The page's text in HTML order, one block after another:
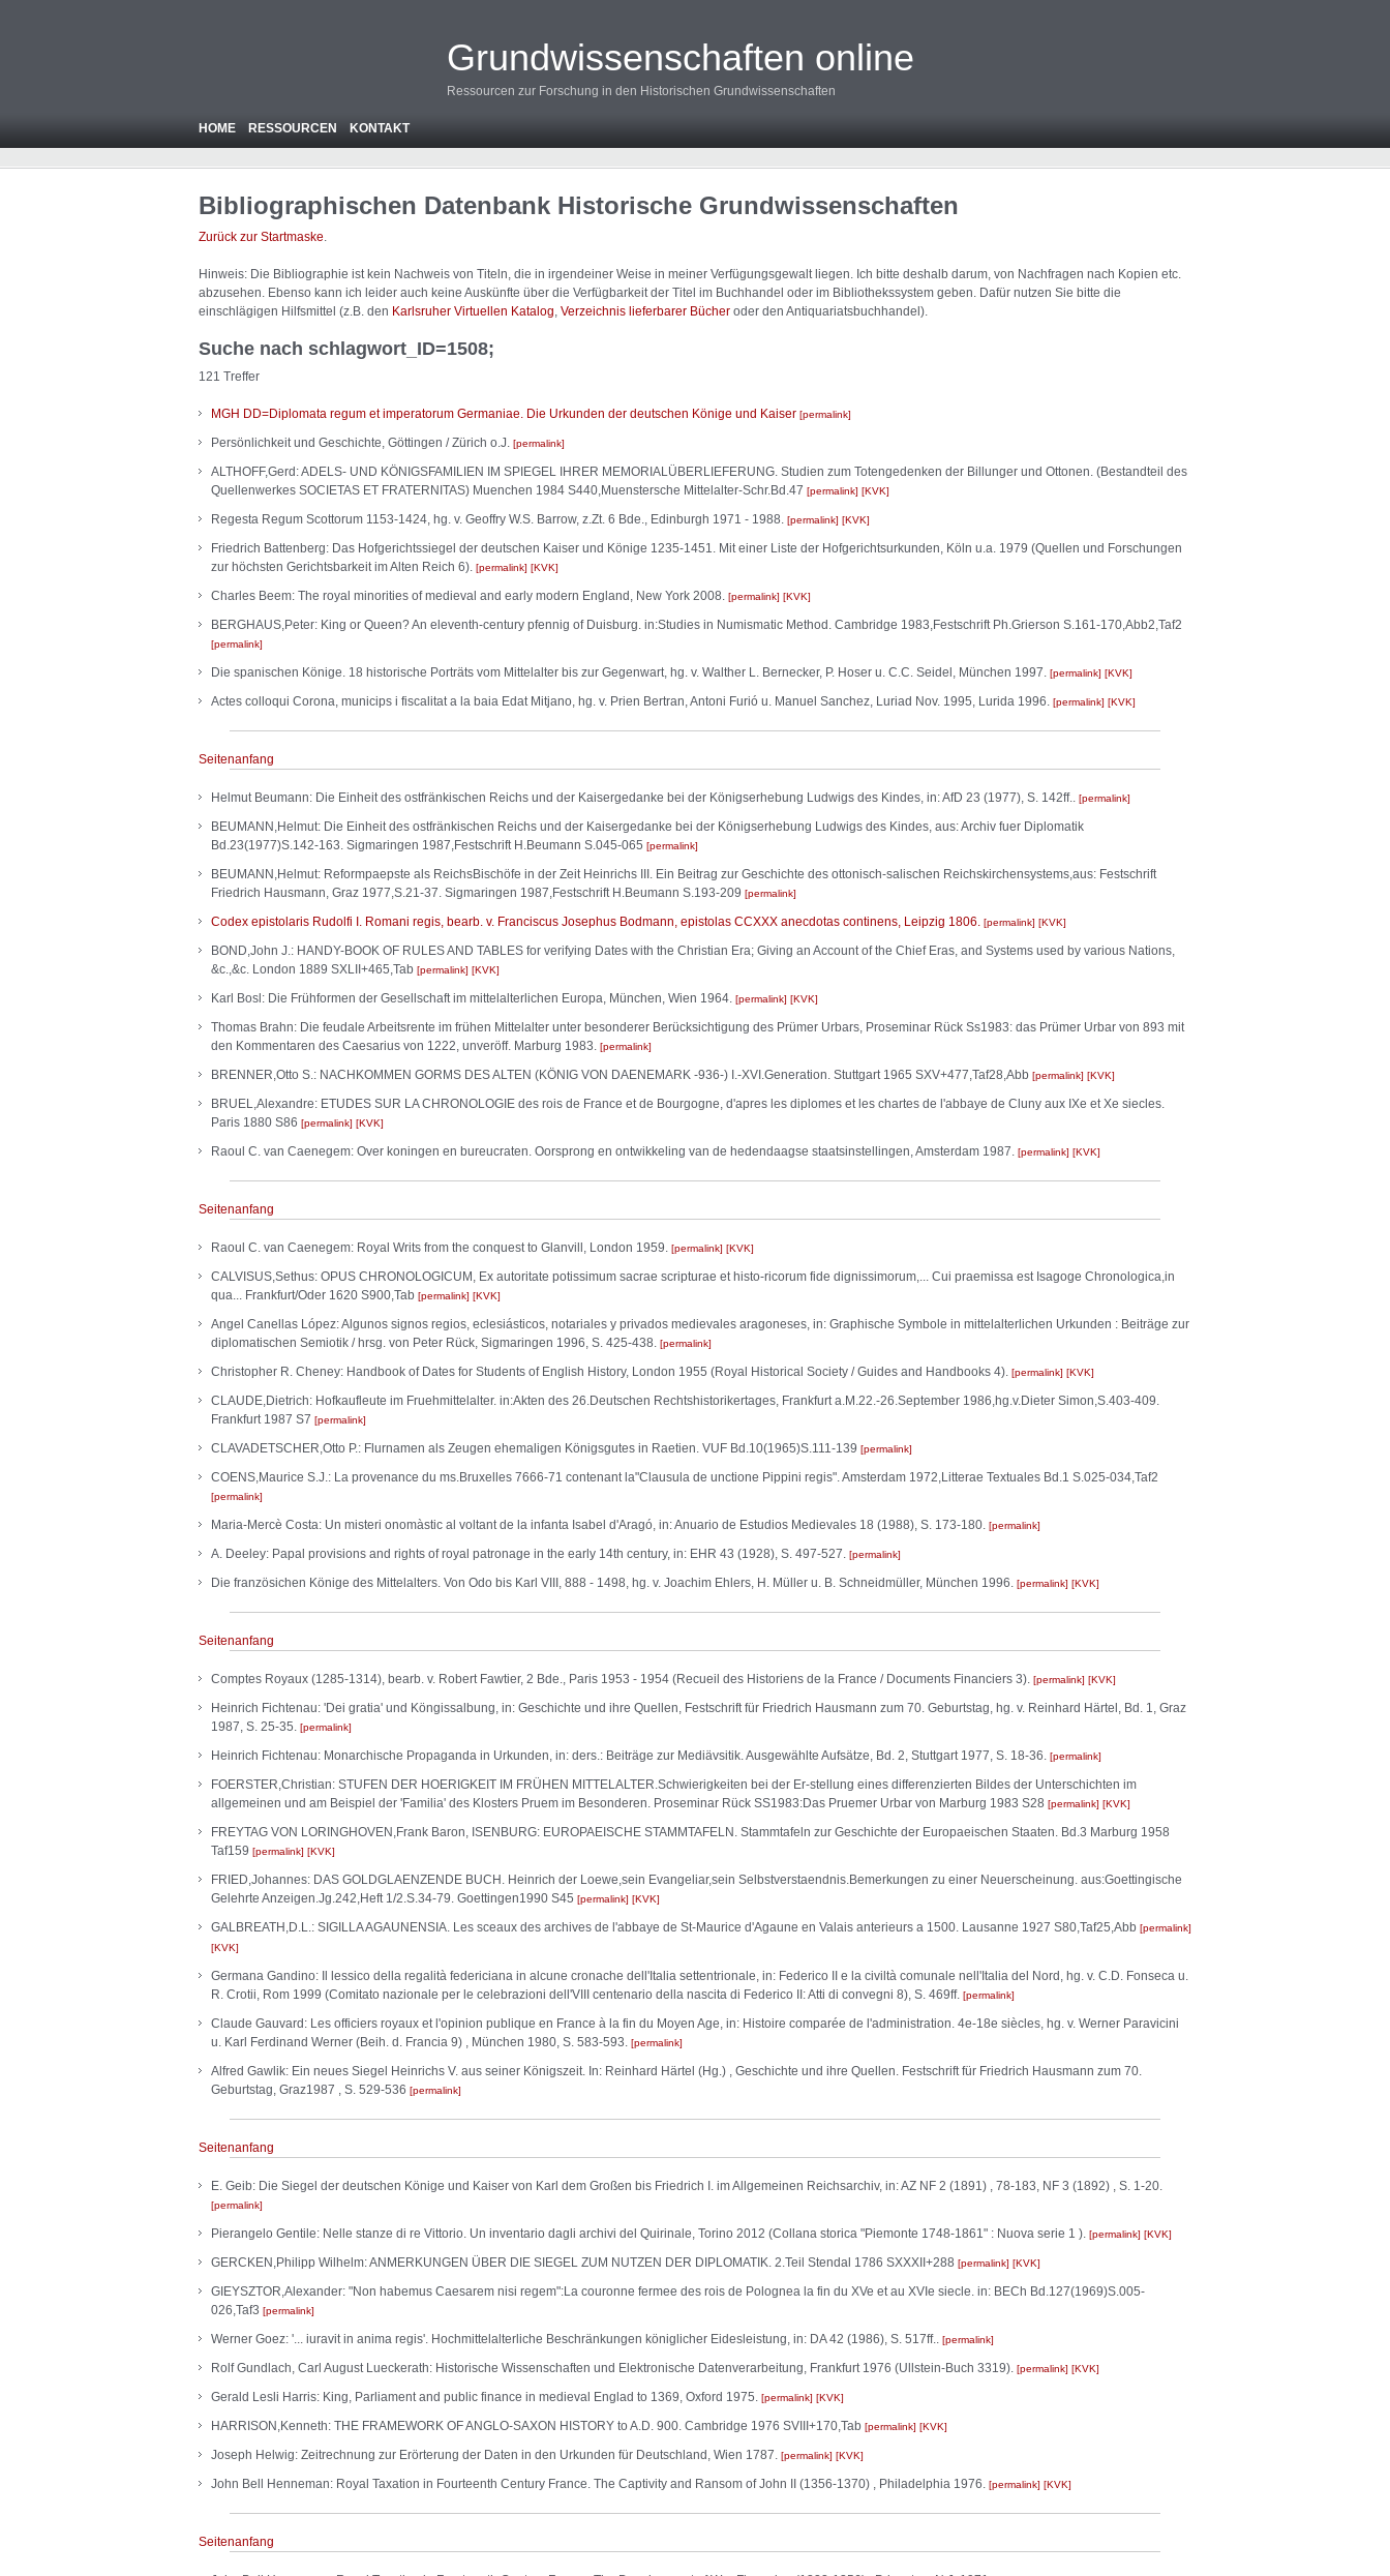
Grundwissenschaften online
Ressourcen zur Forschung in den Historischen Grundwissenschaften
HOME RESSOURCEN KONTAKT
Bibliographischen Datenbank Historische Grundwissenschaften
Zurück zur Startmaske.
Hinweis: Die Bibliographie ist kein Nachweis von Titeln, die in irgendeiner Weise in meiner Verfügungsgewalt liegen. Ich bitte deshalb darum, von Nachfragen nach Kopien etc.
abzusehen. Ebenso kann ich leider auch keine Auskünfte über die Verfügbarkeit der Titel im Buchhandel oder im Bibliothekssystem geben. Dafür nutzen Sie bitte die
einschlägigen Hilfsmittel (z.B. den Karlsruher Virtuellen Katalog Verzeichnis lieferbarer Bücher oder den Antiquariatsbuchhandel).
Suche nach schlagwort_ID=1508;
121 Treffer
MGH DD=Diplomata regum et imperatorum Germaniae. Die Urkunden der deutschen Könige und Kaiser permalink
Persönlichkeit und Geschichte, Göttingen / Zürich o.J. permalink
ALTHOFF,Gerd: ADELS- UND KÖNIGSFAMILIEN IM SPIEGEL IHRER MEMORIALÜBERLIEFERUNG. Studien zum Totengedenken der Billunger und Ottonen. (Bestandteil des
Quellenwerkes SOCIETAS ET FRATERNITAS) Muenchen 1984 S440,Muenstersche Mittelalter-Schr.Bd.47
permalink KVK
Regesta Regum Scottorum 1153-1424, hg. v. Geoffry W.S. Barrow, z.Zt. 6 Bde., Edinburgh 1971 - 1988. permalink KVK
Friedrich Battenberg: Das Hofgerichtssiegel der deutschen Kaiser und Könige 1235-1451. Mit einer Liste der Hofgerichtsurkunden, Köln u.a. 1979 (Quellen und Forschungen
zur höchsten Gerichtsbarkeit im Alten Reich 6). permalink KVK
Charles Beem: The royal minorities of medieval and early modern England, New York 2008. permalink KVK
BERGHAUS,Peter: King or Queen? An eleventh-century pfennig of Duisburg. in:Studies in Numismatic Method. Cambridge 1983,Festschrift Ph.Grierson S.161-170,Abb2,Taf2
permalink
Die spanischen Könige. 18 historische Porträts vom Mittelalter bis zur Gegenwart, hg. v. Walther L. Bernecker, P. Hoser u. C.C. Seidel, München 1997. permalink KVK
Actes colloqui Corona, municips i fiscalitat a la baia Edat Mitjano, hg. v. Prien Bertran, Antoni Furió u. Manuel Sanchez, Luriad Nov. 1995, Lurida 1996. permalink KVK
Seitenanfang
Helmut Beumann: Die Einheit des ostfränkischen Reichs und der Kaisergedanke bei der Königserhebung Ludwigs des Kindes, in: AfD 23 (1977), S. 142ff.. permalink
BEUMANN,Helmut: Die Einheit des ostfränkischen Reichs und der Kaisergedanke bei der Königserhebung Ludwigs des Kindes, aus: Archiv fuer Diplomatik
Bd.23(1977)S.142-163. Sigmaringen 1987,Festschrift H.Beumann S.045-065
permalink
BEUMANN,Helmut: Reformpaepste als ReichsBischöfe in der Zeit Heinrichs III. Ein Beitrag zur Geschichte des ottonisch-salischen Reichskirchensystems,aus: Festschrift
Friedrich Hausmann, Graz 1977,S.21-37. Sigmaringen 1987,Festschrift H.Beumann S.193-209
permalink
Codex epistolaris Rudolfi I. Romani regis, bearb. v. Franciscus Josephus Bodmann, epistolas CCXXX anecdotas continens, Leipzig 1806. permalink KVK
BOND,John J.: HANDY-BOOK OF RULES AND TABLES for verifying Dates with the Christian Era; Giving an Account of the Chief Eras, and Systems used by various Nations,
&c.,&c. London 1889 SXLII+465,Tab permalink KVK
Karl Bosl: Die Frühformen der Gesellschaft im mittelalterlichen Europa, München, Wien 1964. permalink KVK
Thomas Brahn: Die feudale Arbeitsrente im frühen Mittelalter unter besonderer Berücksichtigung des Prümer Urbars, Proseminar Rück Ss1983: das Prümer Urbar von 893 mit
den Kommentaren des Caesarius von 1222, unveröff. Marburg 1983. permalink
BRENNER,Otto S.: NACHKOMMEN GORMS DES ALTEN (KÖNIG VON DAENEMARK -936-) I.-XVI.Generation. Stuttgart 1965 SXV+477,Taf28,Abb permalink KVK
BRUEL,Alexandre: ETUDES SUR LA CHRONOLOGIE des rois de France et de Bourgogne, d'apres les diplomes et les chartes de l'abbaye de Cluny aux IXe et Xe siecles.
Paris 1880 S86
permalink KVK
Raoul C. van Caenegem: Over koningen en bureucraten. Oorsprong en ontwikkeling van de hedendaagse staatsinstellingen, Amsterdam 1987. permalink KVK
Seitenanfang
Raoul C. van Caenegem: Royal Writs from the conquest to Glanvill, London 1959. permalink KVK
CALVISUS,Sethus: OPUS CHRONOLOGICUM, Ex autoritate potissimum sacrae scripturae et histo-ricorum fide dignissimorum,... Cui praemissa est Isagoge Chronologica,in
qua... Frankfurt/Oder 1620 S900,Tab permalink KVK
Angel Canellas López: Algunos signos regios, eclesiásticos, notariales y privados medievales aragoneses, in: Graphische Symbole in mittelalterlichen Urkunden : Beiträge zur
diplomatischen Semiotik / hrsg. von Peter Rück, Sigmaringen 1996, S. 425-438. permalink
Christopher R. Cheney: Handbook of Dates for Students of English History, London 1955 (Royal Historical Society / Guides and Handbooks 4). permalink KVK
CLAUDE,Dietrich: Hofkaufleute im Fruehmittelalter. in:Akten des 26.Deutschen Rechtshistorikertages, Frankfurt a.M.22.-26.September 1986,hg.v.Dieter Simon,S.403-409.
Frankfurt 1987 S7
permalink
CLAVADETSCHER,Otto P.: Flurnamen als Zeugen ehemaligen Königsgutes in Raetien. VUF Bd.10(1965)S.111-139 permalink
COENS,Maurice S.J.: La provenance du ms.Bruxelles 7666-71 contenant la"Clausula de unctione Pippini regis". Amsterdam 1972,Litterae Textuales Bd.1 S.025-034,Taf2
permalink
Maria-Mercè Costa: Un misteri onomàstic al voltant de la infanta Isabel d'Aragó, in: Anuario de Estudios Medievales 18 (1988), S. 173-180. permalink
A. Deeley: Papal provisions and rights of royal patronage in the early 14th century, in: EHR 43 (1928), S. 497-527. permalink
Die französichen Könige des Mittelalters. Von Odo bis Karl VIII, 888 - 1498, hg. v. Joachim Ehlers, H. Müller u. B. Schneidmüller, München 1996. permalink KVK
Seitenanfang
Comptes Royaux (1285-1314), bearb. v. Robert Fawtier, 2 Bde., Paris 1953 - 1954 (Recueil des Historiens de la France / Documents Financiers 3). permalink KVK
Heinrich Fichtenau: 'Dei gratia' und Köngissalbung, in: Geschichte und ihre Quellen, Festschrift für Friedrich Hausmann zum 70. Geburtstag, hg. v. Reinhard Härtel, Bd. 1, Graz
1987, S. 25-35. permalink
Heinrich Fichtenau: Monarchische Propaganda in Urkunden, in: ders.: Beiträge zur Mediävsitik. Ausgewählte Aufsätze, Bd. 2, Stuttgart 1977, S. 18-36. permalink
FOERSTER,Christian: STUFEN DER HOERIGKEIT IM FRÜHEN MITTELALTER.Schwierigkeiten bei der Er-stellung eines differenzierten Bildes der Unterschichten im
allgemeinen und am Beispiel der 'Familia' des Klosters Pruem im Besonderen. Proseminar Rück SS1983:Das Pruemer Urbar von Marburg 1983 S28
permalink KVK
FREYTAG VON LORINGHOVEN,Frank Baron, ISENBURG: EUROPAEISCHE STAMMTAFELN. Stammtafeln zur Geschichte der Europaeischen Staaten. Bd.3 Marburg 1958
Taf159
permalink KVK
FRIED,Johannes: DAS GOLDGLAENZENDE BUCH. Heinrich der Loewe,sein Evangeliar,sein Selbstverstaendnis.Bemerkungen zu einer Neuerscheinung. aus:Goettingische
Gelehrte Anzeigen.Jg.242,Heft 1/2.S.34-79. Goettingen1990 S45
permalink KVK
GALBREATH,D.L.: SIGILLA AGAUNENSIA. Les sceaux des archives de l'abbaye de St-Maurice d'Agaune en Valais anterieurs a 1500. Lausanne 1927 S80,Taf25,Abb permalink
KVK
Germana Gandino: Il lessico della regalità federiciana in alcune cronache dell'Italia settentrionale, in: Federico II e la civiltà comunale nell'Italia del Nord, hg. v. C.D. Fonseca u.
R. Crotii, Rom 1999 (Comitato nazionale per le celebrazioni dell'VIII centenario della nascita di Federico II: Atti di convegni 8), S. 469ff. permalink
Claude Gauvard: Les officiers royaux et l'opinion publique en France à la fin du Moyen Age, in: Histoire comparée de l'administration. 4e-18e siècles, hg. v. Werner Paravicini
u. Karl Ferdinand Werner (Beih. d. Francia 9) , München 1980, S. 583-593. permalink
Alfred Gawlik: Ein neues Siegel Heinrichs V. aus seiner Königszeit. In: Reinhard Härtel (Hg.) , Geschichte und ihre Quellen. Festschrift für Friedrich Hausmann zum 70.
Geburtstag, Graz1987 , S. 529-536
permalink
Seitenanfang
E. Geib: Die Siegel der deutschen Könige und Kaiser von Karl dem Großen bis Friedrich I. im Allgemeinen Reichsarchiv, in: AZ NF 2 (1891) , 78-183, NF 3 (1892) , S. 1-20.
permalink
Pierangelo Gentile: Nelle stanze di re Vittorio. Un inventario dagli archivi del Quirinale, Torino 2012 (Collana storica "Piemonte 1748-1861" : Nuova serie 1 ). permalink KVK
GERCKEN,Philipp Wilhelm: ANMERKUNGEN ÜBER DIE SIEGEL ZUM NUTZEN DER DIPLOMATIK. 2.Teil Stendal 1786 SXXXII+288 permalink KVK
GIEYSZTOR,Alexander: "Non habemus Caesarem nisi regem":La couronne fermee des rois de Polognea la fin du XVe et au XVIe siecle. in: BECh Bd.127(1969)S.005-
026,Taf3
permalink
Werner Goez: '... iuravit in anima regis'. Hochmittelalterliche Beschränkungen königlicher Eidesleistung, in: DA 42 (1986), S. 517ff.. permalink
Rolf Gundlach, Carl August Lueckerath: Historische Wissenschaften und Elektronische Datenverarbeitung, Frankfurt 1976 (Ullstein-Buch 3319). permalink KVK
Gerald Lesli Harris: King, Parliament and public finance in medieval Englad to 1369, Oxford 1975. permalink KVK
HARRISON,Kenneth: THE FRAMEWORK OF ANGLO-SAXON HISTORY to A.D. 900. Cambridge 1976 SVIII+170,Tab permalink KVK
Joseph Helwig: Zeitrechnung zur Erörterung der Daten in den Urkunden für Deutschland, Wien 1787. permalink KVK
John Bell Henneman: Royal Taxation in Fourteenth Century France. The Captivity and Ransom of John II (1356-1370) , Philadelphia 1976. permalink KVK
Seitenanfang